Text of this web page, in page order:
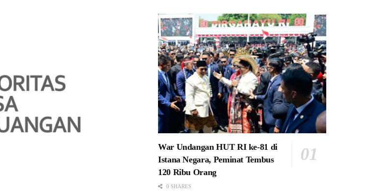
War Undangan HUT RI ke-81 di
Istana Negara, Peminat Tembus
120 Ribu Orang
0 SHARES